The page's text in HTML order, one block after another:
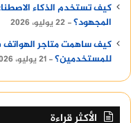
كيف تستخدم الذكاء
المجهود؟ 22 يوليو، 2026
كيف ساهمت متاجر
للمستخدمين؟ 21 يوليو، 2026
الأكثر قراءة